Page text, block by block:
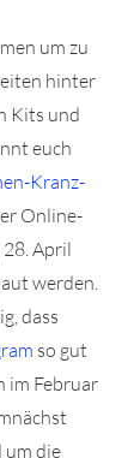
um zu
hinter
Kits und
euch
Kranz-
Online-
April
werden.
dass
so gut
im Februar
um die